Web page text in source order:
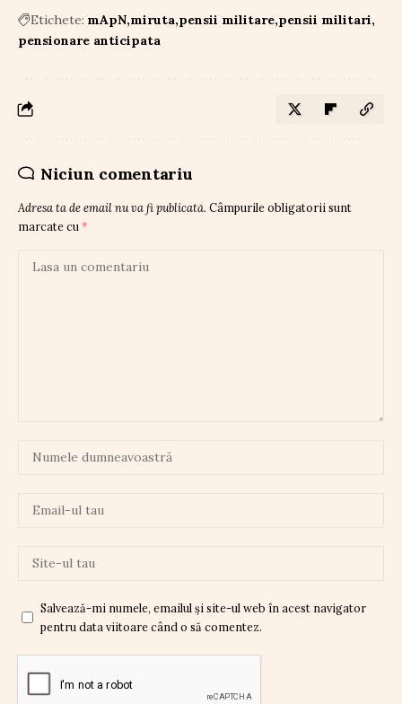
Etichete: mApN miruta pensii militare pensii militari
pensionare anticipata
Niciun comentariu
Adresa ta de email nu va fi publicată. Câmpurile obligatorii sunt
marcate cu *
Salvează-mi numele, emailul și site-ul web în acest navigator
pentru data viitoare când o să comentez.